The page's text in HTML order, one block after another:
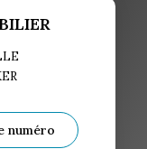
numéro